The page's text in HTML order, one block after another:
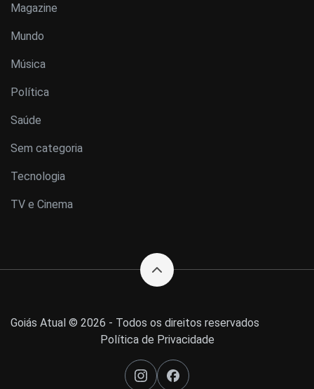
Magazine
Mundo
Música
Política
Saúde
Sem categoria
Tecnologia
TV e Cinema
Goiás Atual © 2026 - Todos os direitos reservados
Política de Privacidade